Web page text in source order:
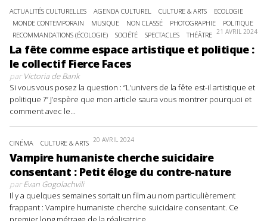
ACTUALITÉS CULTURELLES AGENDA CULTUREL CULTURE & ARTS
ECOLOGIE
MONDE CONTEMPORAIN
MUSIQUE NON CLASSÉ PHOTOGRAPHIE
POLITIQUE
RECOMMANDATIONS (ÉCOLOGIE)
SOCIÉTÉ SPECTACLES THÉÂTRE 21 AVRIL 2024
La fête comme espace artistique et politique :
le collectif Fierce Faces
parVictoria de Bank
Si vous vous posez la question : “L’univers de la fête est-il artistique et
politique ?” J’espère que mon article saura vous montrer pourquoi et
comment avec le...
CINÉMA CULTURE & ARTS 20 AVRIL 2024
Vampire humaniste cherche suicidaire
consentant : Petit éloge du contre-nature
parEvan Gogolachvili
Il y a quelques semaines sortait un film au nom particulièrement
frappant : Vampire humaniste cherche suicidaire consentant. Ce